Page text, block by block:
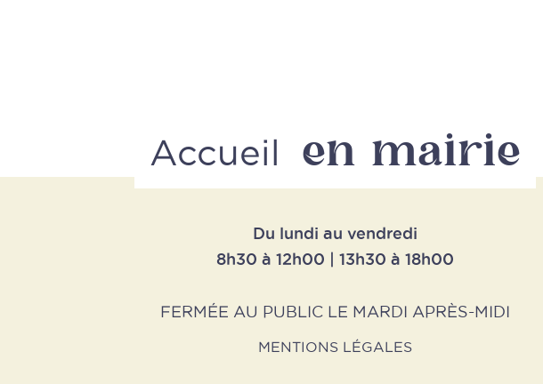
Accueil en mairie
Du lundi au vendredi
8h30 à 12h00 | 13h30 à 18h00
FERMÉE AU PUBLIC LE MARDI APRÈS-MIDI
MENTIONS LÉGALES